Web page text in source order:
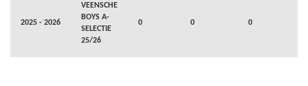
2025 - 2026
VEENSCHE
BOYS A-
SELECTIE
25/26
0 0 0